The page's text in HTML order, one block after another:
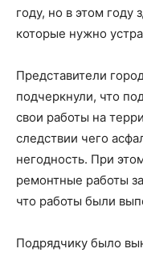
году, но в этом
которые нужно
Представители
подчеркнули, что
свои работы на
следствии чего
негодность. При
ремонтные работы
что работы были
Подрядчику было